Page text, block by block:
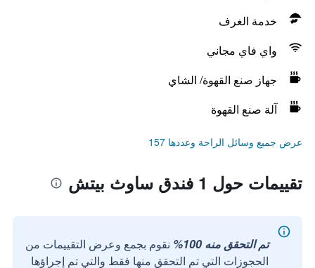
خدمة الغرف
واي فاي مجاني
جهاز صنع القهوة/ الشاي
آلة صنع القهوة
عرض جميع وسائل الراحة وعددها 157
تقييمات حول 1 فندق ساوث بيتش
تم التحقق منه 100%
نقوم بجمع وعرض التقييمات من
الحجوزات التي تم التحقق منها فقط والتي تم إجراؤها